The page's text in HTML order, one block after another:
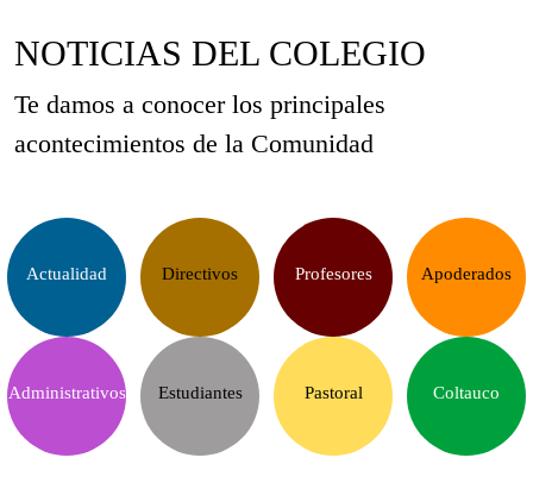
NOTICIAS DEL COLEGIO
Te damos a conocer los principales
acontecimientos de la Comunidad
Actualidad Directivos Profesores Apoderados
Administrativos Estudiantes Pastoral Coltauco